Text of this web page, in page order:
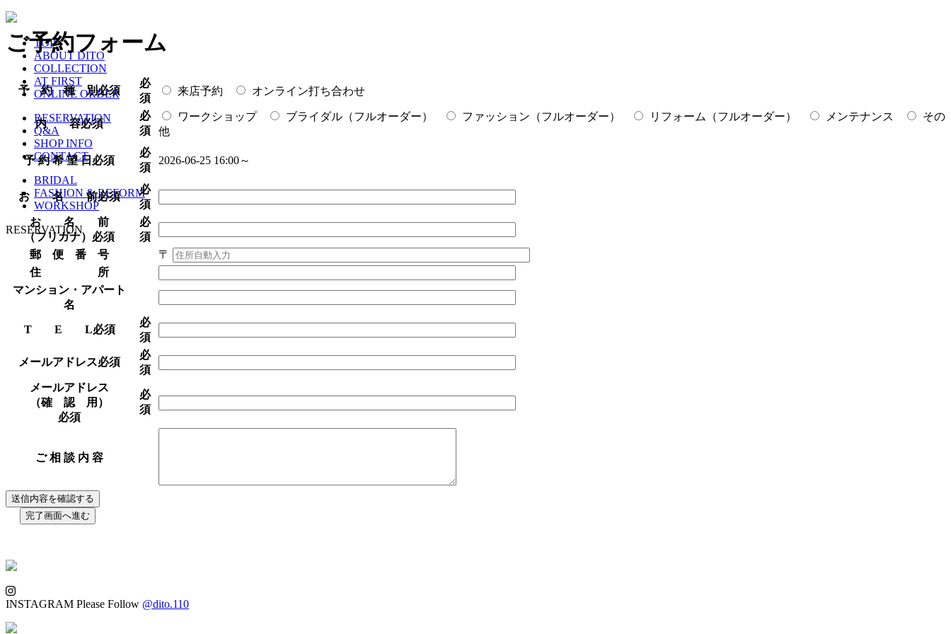
TOP
ABOUT DITO
COLLECTION
AT FIRST
ONLINE ORDER
RESERVATION
Q&A
SHOP INFO
CONTACT
BRIDAL
FASHION & REFORM
WORKSHOP
RESERVATION
ご予約フォーム
予 約 種 別必須
必
須
来店予約 オンライン打ち合わせ
内 容必須
必
須
ワークショップ ブライダル（フルオーダー） ファッション（フルオーダー） リフォーム（フルオーダー） メンテナンス
その
他
予 約 希 望 日 必須
必
須
2026-06-25 16:00～
お 名 前必須
必
須
お 名 前
（フリガナ） 必須
必
須
郵 便 番 号
〒
住 所
マンション・アパート
名
T E L必須
必
須
メールアドレス必須
必
須
メールアドレス
（確 認 用）
必須
必
須
ご 相 談 内 容
INSTAGRAM Please Follow @dito.110